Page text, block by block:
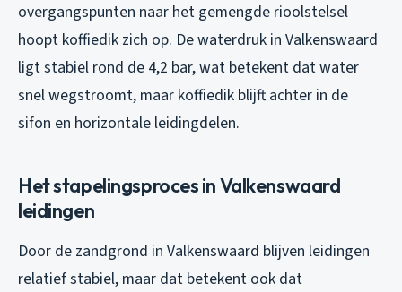
overgangspunten naar het gemengde rioolstelsel
hoopt koffiedik zich op. De waterdruk in Valkenswaard
ligt stabiel rond de 4,2 bar, wat betekent dat water
snel wegstroomt, maar koffiedik blijft achter in de
sifon en horizontale leidingdelen.
Het stapelingsproces in Valkenswaard
leidingen
Door de zandgrond in Valkenswaard blijven leidingen
relatief stabiel, maar dat betekent ook dat